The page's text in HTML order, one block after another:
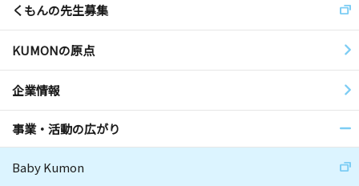
くもんの先生募集
KUMONの原点
企業情報
事業・活動の広がり
Baby Kumon